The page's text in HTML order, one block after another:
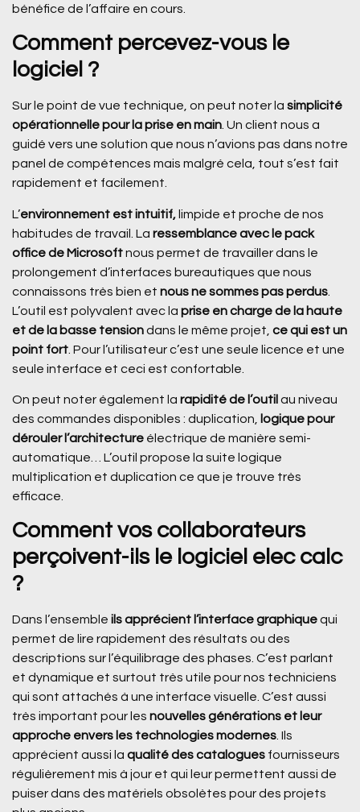
bénéfice de l’affaire en cours.
Comment percevez-vous le
logiciel ?
Sur le point de vue technique, on peut noter la simplicité
opérationnelle pour la prise en main . Un client nous a
guidé vers une solution que nous n’avions pas dans notre
panel de compétences mais malgré cela, tout s’est fait
rapidement et facilement.
L’environnement est intuitif,limpide et proche de nos
habitudes de travail. La ressemblance avec le pack
office de Microsoftnous permet de travailler dans le
prolongement d’interfaces bureautiques que nous
connaissons très bien et nous ne sommes pas perdus
L’outil est polyvalent avec la prise en charge de la haute
et de la basse tensiondans le même projet, ce qui est un
point fort . Pour l’utilisateur c’est une seule licence et une
seule interface et ceci est confortable.
On peut noter également la rapidité de l’outil au niveau
des commandes disponibles : duplication,
logique pour
dérouler l’architecture électrique de manière semi-
automatique… L’outil propose la suite logique
multiplication et duplication ce que je trouve très
efficace.
Comment vos collaborateurs
perçoivent-ils le logiciel elec calc
?
Dans l’ensemble ils apprécient l’interface graphiquequi
permet de lire rapidement des résultats ou des
descriptions sur l’équilibrage des phases. C’est parlant
et dynamique et surtout très utile pour nos techniciens
qui sont attachés à une interface visuelle. C’est aussi
très important pour les nouvelles générations et leur
approche envers les technologies modernes. Ils
apprécient aussi la qualité des catalogues fournisseurs
régulièrement mis à jour et qui leur permettent aussi de
puiser dans des matériels obsolètes pour des projets